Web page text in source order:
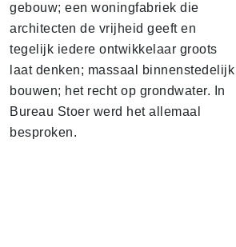
gebouw; een woningfabriek die
architecten de vrijheid geeft en
tegelijk iedere ontwikkelaar groots
laat denken; massaal binnenstedelijk
bouwen; het recht op grondwater. In
Bureau Stoer werd het allemaal
besproken.